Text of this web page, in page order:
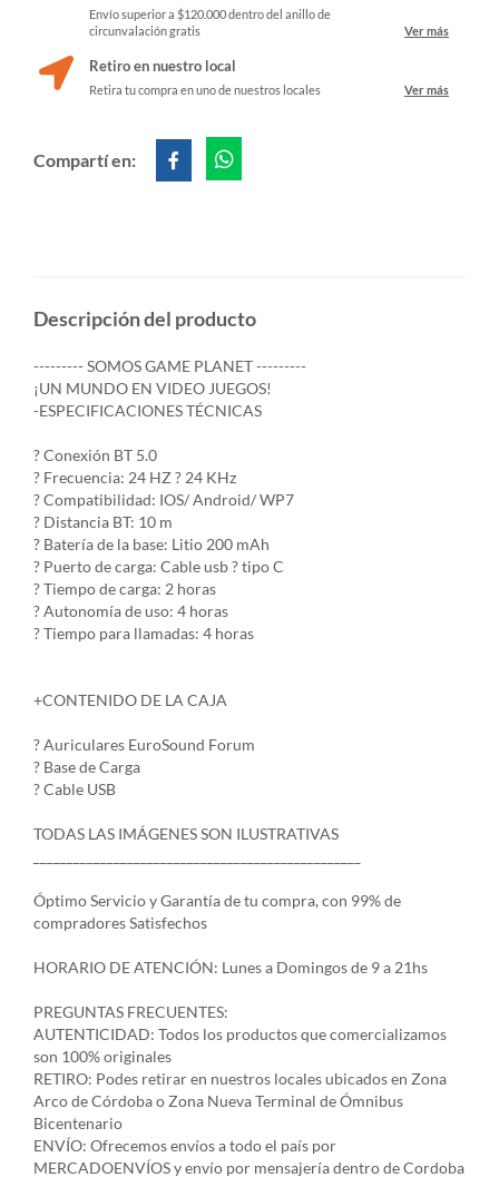
Envío superior a $120.000 dentro del anillo de
circunvalación gratis
Ver más
Retiro en nuestro local
Retira tu compra en uno de nuestros locales Ver más
Compartí en:
Descripción del producto
--------- SOMOS GAME PLANET ---------
¡UN MUNDO EN VIDEO JUEGOS!
-ESPECIFICACIONES TÉCNICAS
? Conexión BT 5.0
? Frecuencia: 24 HZ ? 24 KHz
? Compatibilidad: IOS/ Android/ WP7
? Distancia BT: 10 m
? Batería de la base: Litio 200 mAh
? Puerto de carga: Cable usb ? tipo C
? Tiempo de carga: 2 horas
? Autonomía de uso: 4 horas
? Tiempo para llamadas: 4 horas
+CONTENIDO DE LA CAJA
? Auriculares EuroSound Forum
? Base de Carga
? Cable USB
TODAS LAS IMÁGENES SON ILUSTRATIVAS
Óptimo Servicio y Garantía de tu compra, con 99% de
compradores Satisfechos
HORARIO DE ATENCIÓN: Lunes a Domingos de 9 a 21hs
PREGUNTAS FRECUENTES:
AUTENTICIDAD: Todos los productos que comercializamos
son 100% originales
RETIRO: Podes retirar en nuestros locales ubicados en Zona
Arco de Córdoba o Zona Nueva Terminal de Ómnibus
Bicentenario
ENVÍO: Ofrecemos envíos a todo el país por
MERCADOENVÍOS y envío por mensajería dentro de Cordoba